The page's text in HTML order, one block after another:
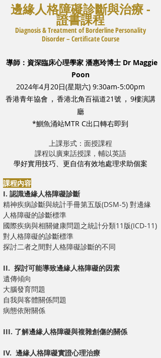
邊緣人格障礙診斷與治療 -
證書課程
Diagnosis & Treatment of Borderline Personality
Disorder – Certificate Course
導師： 資深臨床心理學家 潘惠玲博士 Dr Maggie
Poon
2024年4月20日(星期六) 9:30am-5:00pm
香港青年協會 ， 香港北角百福道21號， 9樓演講
廳
*鰂魚涌站MTR C出口轉右即到
上課形式：面授課程
課程以廣東話授課，輔以英語
學好實用技巧、更自信有效地處理求助個案
課程內容
I. 認識邊緣人格障礙診斷
精神疾病診斷與統計手冊第五版(DSM-5) 對邊緣
人格障礙的診斷標準
國際疾病與相關健康問題之統計分類11版(ICD-11)
對人格障礙的診斷標準
探討二者之間對人格障礙診斷的不同
II. 探討可能導致邊緣人格障礙的因素
遺傳傾向
大腦發育問題
自我與客體關係問題
病態依附關係
III. 了解邊緣人格障礙與複雜創傷的關係
IV. 邊緣人格障礙實證心理治療